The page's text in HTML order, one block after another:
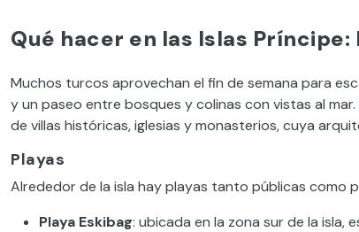
Qué hacer en las Islas Príncipe:
Muchos turcos aprovechan el fin de semana para
y un paseo entre bosques y colinas con vistas al
de villas históricas, iglesias y monasterios, cuya
Playas
Alrededor de la isla hay playas tanto públicas como
Playa Eskibag: ubicada en la zona sur de la